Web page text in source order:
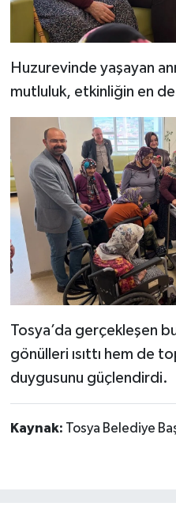
Huzurevinde yaşayan
mutluluk, etkinliğin en
Tosya’da gerçekleşen
gönülleri ısıttı hem de
duygusunu güçlendirdi.
Kaynak: Tosya Belediye